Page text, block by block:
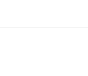
contenu